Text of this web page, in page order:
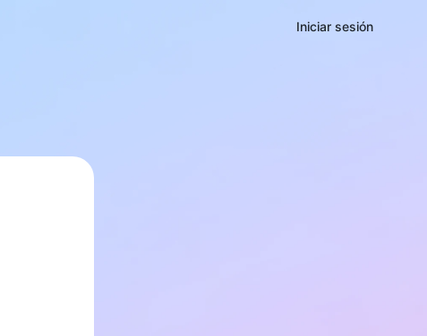
Iniciar sesión